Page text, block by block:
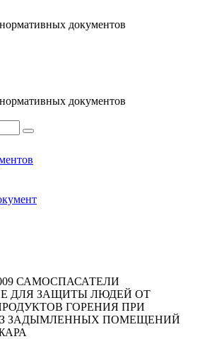
документов
документов
САМОСПАСАТЕЛИ
ДЛЯ ЗАЩИТЫ ЛЮДЕЙ ОТ
ГОРЕНИЯ ПРИ
ЗАДЫМЛЕННЫХ ПОМЕЩЕНИЙ